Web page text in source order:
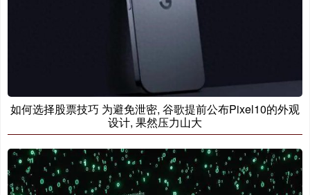
如何选择股票技巧 为避免泄密, 谷歌提前公布Pixel10的外观
设计, 果然压力山大